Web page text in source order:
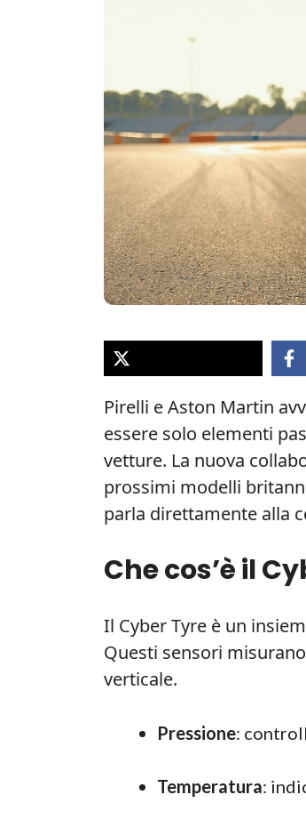
Pirelli e Aston Martin
essere solo elementi
vetture. La nuova
prossimi modelli
parla direttamente alla
Che cos’è il
Il Cyber Tyre è un
Questi sensori
verticale.
Pressione:
Temperatura: